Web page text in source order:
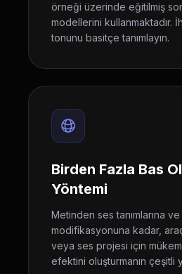
örneği üzerinde eğitilmiş
modellerini kullanmaktadır.
tonunu basitçe tanımlayın.
Birden Fazla Bas
Yöntemi
Metinden ses tanımlarına
modifikasyonuna kadar,
veya ses projesi için
efektini oluşturmanın çeşitli